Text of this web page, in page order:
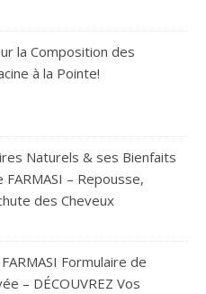
la Composition des
à la Pointe!
Naturels & ses Bienfaits
FARMASI – Repousse,
des Cheveux
Formulaire de
– DÉCOUVREZ Vos